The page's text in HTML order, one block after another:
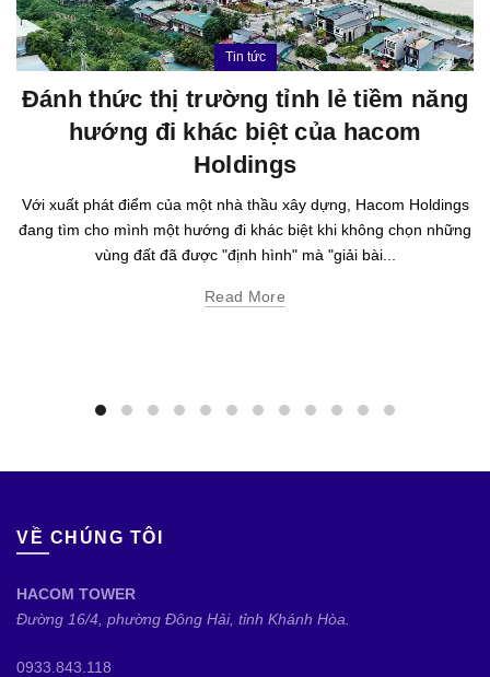
Tin tức
Đánh thức thị trường tỉnh lẻ tiềm năng
hướng đi khác biệt của hacom
Holdings
Với xuất phát điểm của một nhà thầu xây dựng, Hacom Holdings
đang tìm cho mình một hướng đi khác biệt khi không chọn những
vùng đất đã được "định hình" mà "giải bài...
Read More
VỀ CHÚNG TÔI
HACOM TOWER
Đường 16/4, phường Đông Hải, tỉnh Khánh Hòa.
0933.843.118